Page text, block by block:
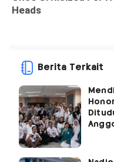
Berita Terkait